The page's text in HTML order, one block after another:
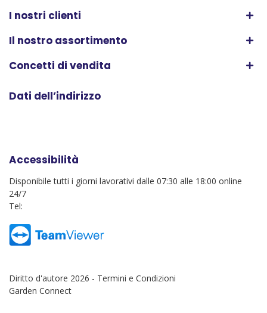
I nostri clienti
Il nostro assortimento
Concetti di vendita
Dati dell’indirizzo
Accessibilità
Disponibile tutti i giorni lavorativi dalle 07:30 alle 18:00 online
24/7
Tel:
Diritto d'autore 2026 - Termini e Condizioni
Garden Connect